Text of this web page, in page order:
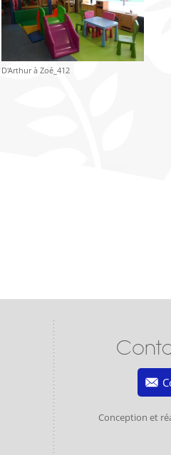
D'Arthur à Zoé_412
Conception et